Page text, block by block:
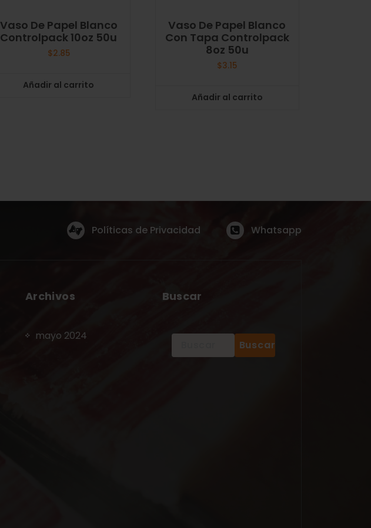
Vaso De Papel Blanco
Controlpack 10oz 50u
$2.85
Añadir al carrito
Vaso De Papel Blanco
Con Tapa Controlpack
8oz 50u
$3.15
Añadir al carrito
Políticas de Privacidad Whatsapp
Archivos
mayo 2024
Buscar